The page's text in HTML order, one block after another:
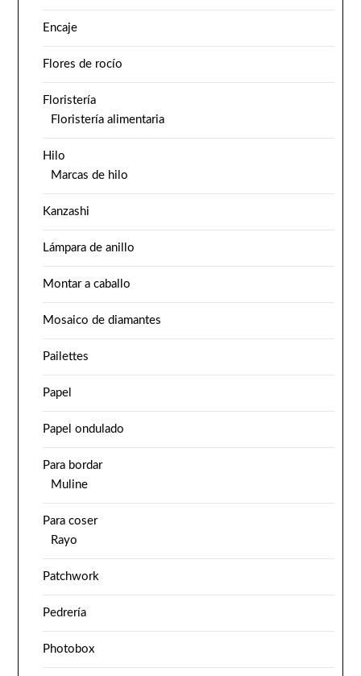
Encaje
Flores de rocío
Floristería
Floristería alimentaria
Hilo
Marcas de hilo
Kanzashi
Lámpara de anillo
Montar a caballo
Mosaico de diamantes
Pailettes
Papel
Papel ondulado
Para bordar
Muline
Para coser
Rayo
Patchwork
Pedrería
Photobox